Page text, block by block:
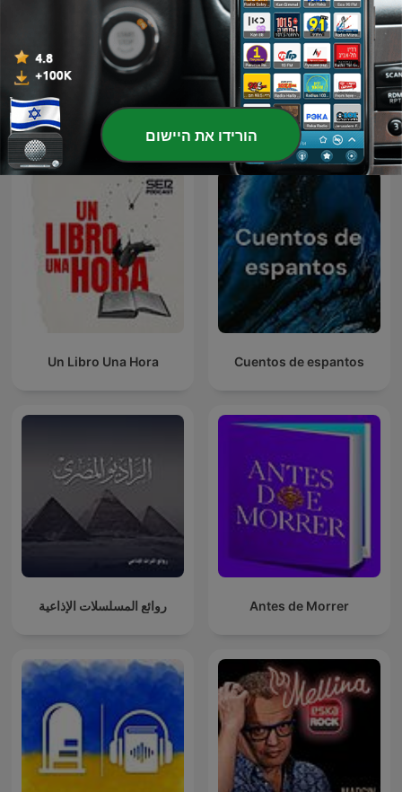
אש זרה Foreign Fire יוצאת לעור
פודקאסטים בינלאומיים בנושא אמנויות
Cuentos de espantos
Un Libro Una Hora
Antes de Morrer روائع المسلسلات الإذاعية
הורידו את היישום